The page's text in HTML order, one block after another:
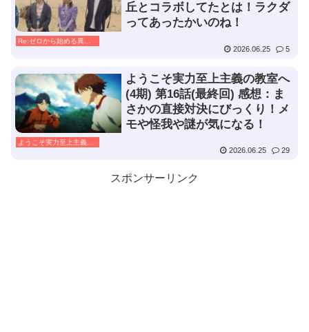
丘とコラボしてたとは！ラクダ
ってあったかいのね！
2026.06.25 5
ようこそ実力至上主義の教室へ
(4期) 第16話(最終回) 感想：ま
さかの直接対決にびっくり！メ
モや怪我や謎が気になる！
2026.06.25 29
スポンサーリンク